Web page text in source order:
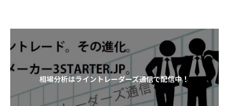
相場分析はライントレーダーズ通信で配信中！